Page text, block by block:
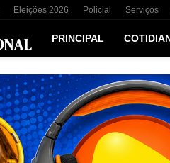
Eleições 2026 Policial Serviços
PRINCIPAL